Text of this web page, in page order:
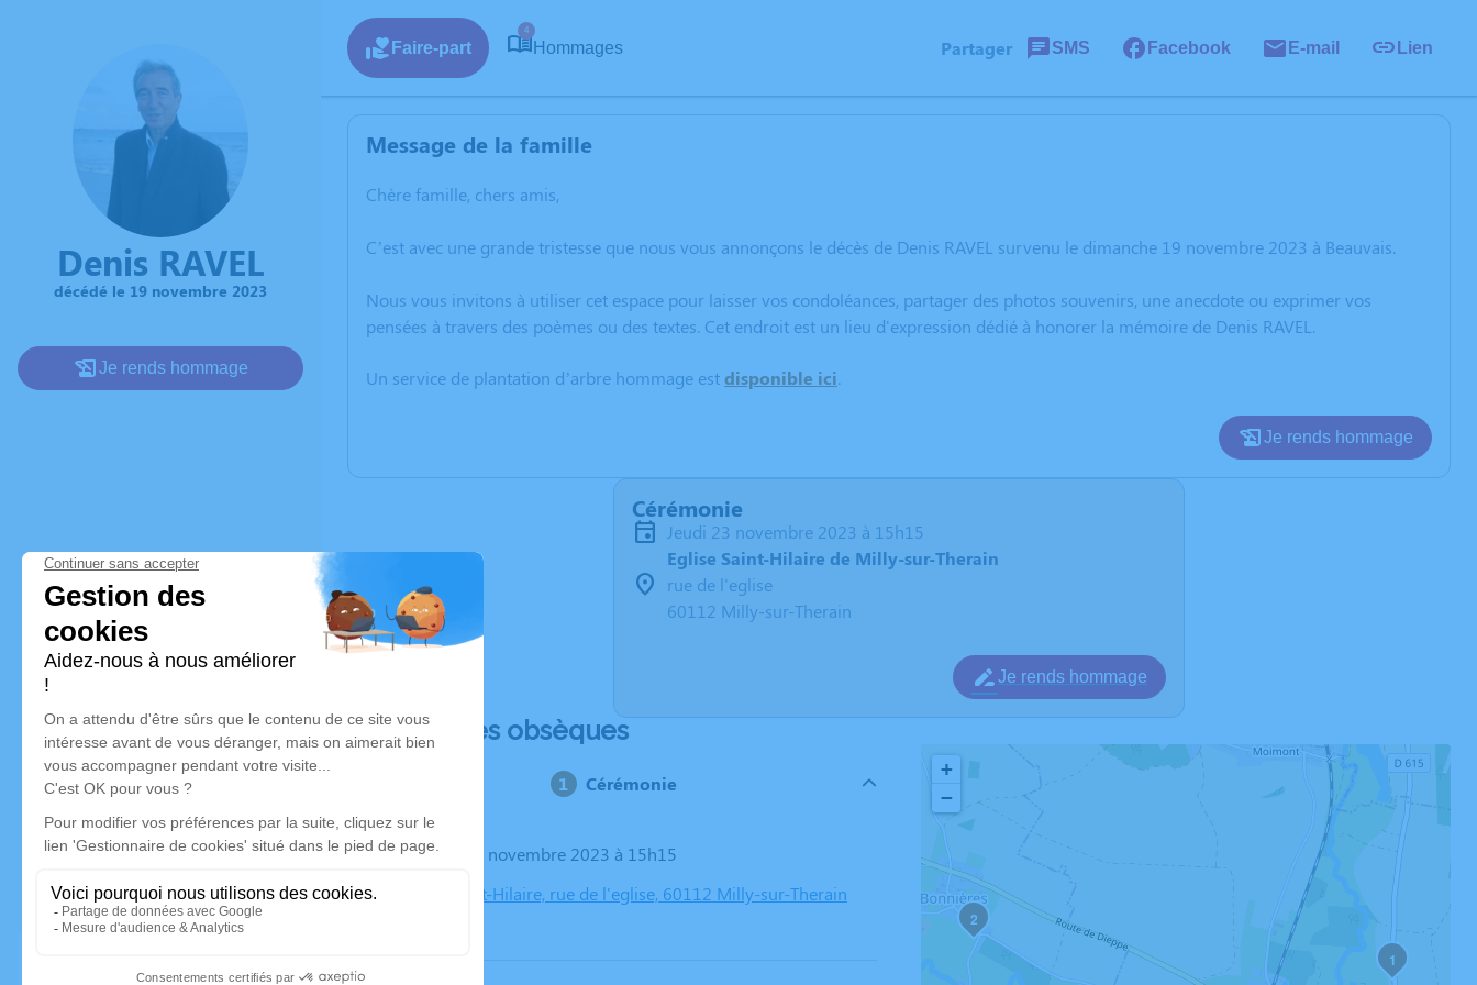
Denis RAVEL
décédé le 19 novembre 2023
Je rends hommage
Faire-part
4
Hommages Partager SMS Facebook E-mail Lien
Message de la famille
Chère famille, chers amis,
C’est avec une grande tristesse que nous vous annonçons le décès de Denis RAVEL survenu le dimanche 19 novembre 2023 à Beauvais.
Nous vous invitons à utiliser cet espace pour laisser vos condoléances, partager des photos souvenirs, une anecdote ou exprimer vos
pensées à travers des poèmes ou des textes. Cet endroit est un lieu d'expression dédié à honorer la mémoire de Denis RAVEL.
Un service de plantation d’arbre hommage estdisponible ici.
Je rends hommage
Cérémonie
jeudi 23 novembre 2023 à 15h15
Eglise Saint-Hilaire de Milly-sur-Therain
rue de l'eglise
60112 Milly-sur-Therain
Je rends hommage
Déroulé des obsèques
Cérémonie
Le jeudi 23 novembre 2023 à 15h15
Eglise Saint-Hilaire, rue de l'eglise, 60112 Milly-sur-Therain
1
2
+
−